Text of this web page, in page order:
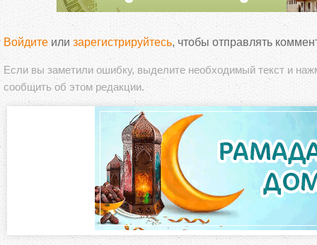
Войдите или зарегистрируйтесь, чтобы отправлять
Если вы заметили ошибку, выделите необходимый текст и
сообщить об этом редакции.